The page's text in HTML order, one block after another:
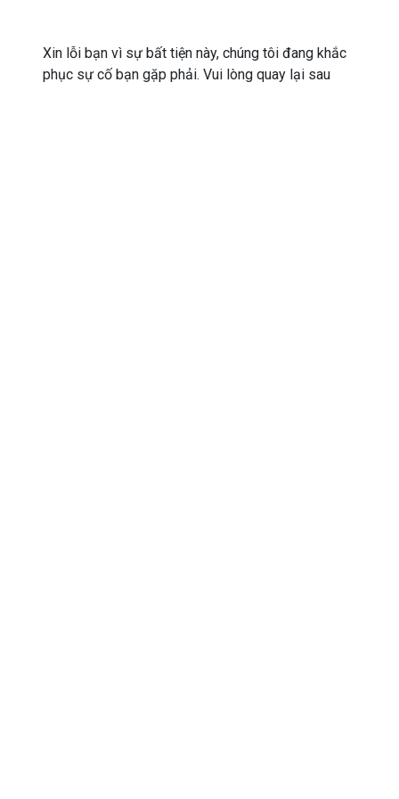
Xin lỗi bạn vì sự bất tiện này, chúng tôi đang khắc
phục sự cố bạn gặp phải. Vui lòng quay lại sau